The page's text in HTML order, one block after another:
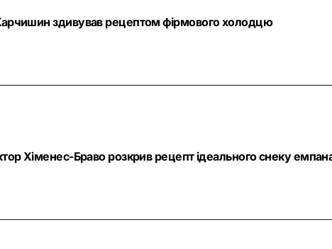
здивував рецептом фірмового холодцю
Хіменес-Браво розкрив рецепт ідеального снеку